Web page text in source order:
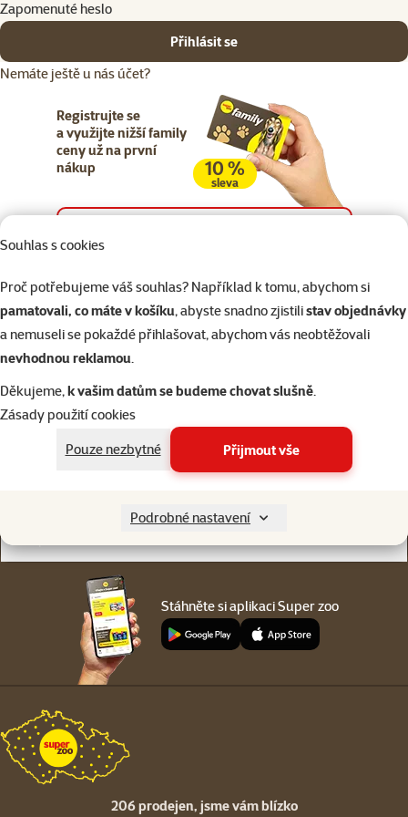
Souhlas s cookies
Proč potřebujeme váš souhlas? Například k tomu, abychom si
pamatovali, co máte v košíku, abyste snadno zjistilistav objednávky
a nemuseli se pokaždé přihlašovat, abychom vás neobtěžovali
nevhodnou reklamou.
Děkujeme,k vašim datům se budeme chovat slušně.
Zásady použití cookies
Pouze nezbytné
Přijmout vše
Podrobné nastavení
Zapomenuté heslo
Přihlásit se
Nemáte ještě u nás účet?
Registrujte se
a využijte nižší family
ceny už na první
nákup
10 %
sleva
Napište nám
eshop@superzoo.cz
321 000 180
Online chat
jsme vám blízko
Stáhněte si aplikaci Super zoo
206 prodejen, jsme vám blízko